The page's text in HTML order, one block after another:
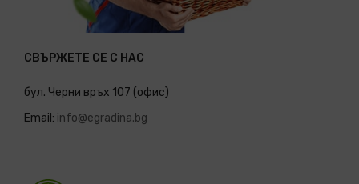
СВЪРЖЕТЕ СЕ С НАС
бул. Черни връх 107 (офис)
Email: info@egradina.bg